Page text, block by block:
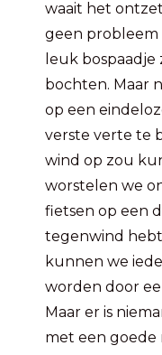
waait het
geen probleem
leuk
bochten. Maar
op een
verste verte te
wind op zou
worstelen we
fietsen op een
tegenwind
kunnen we
worden door
Maar er is
met een